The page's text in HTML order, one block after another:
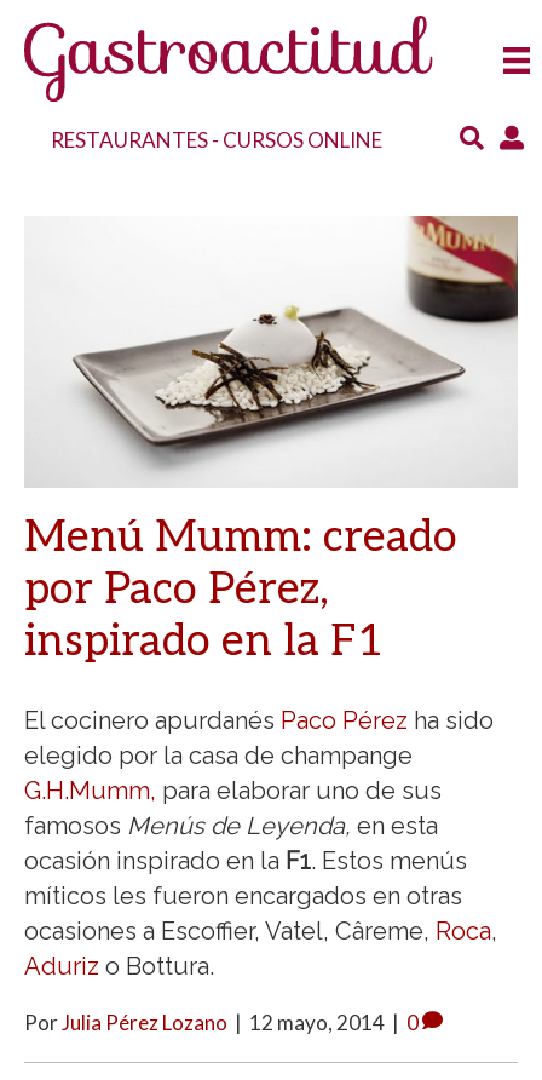
RESTAURANTES- CURSOS ONLINE
Menú Mumm: creado
por Paco Pérez,
inspirado en la F1
El cocinero apurdanés Paco Pérez ha sido
elegido por la casa de champange
G.H.Mumm, para elaborar uno de sus
famosos Menús de Leyenda, en esta
ocasión inspirado en la F1. Estos menús
míticos les fueron encargados en otras
ocasiones a Escoffier, Vatel, Câreme, Roca,
Aduriz o Bottura.
PorJulia Pérez Lozano | 12 mayo, 2014 | 0